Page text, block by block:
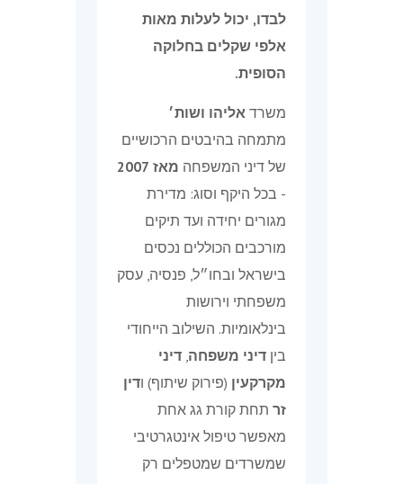
לבדו, יכול לעלות מאות
אלפי שקלים בחלוקה
הסופית.
משרד אליהו ושות׳
מתמחה בהיבטים הרכושיים
של דיני המשפחה מאז 2007
- בכל היקף וסוג: מדירת
מגורים יחידה ועד תיקים
מורכבים הכוללים נכסים
בישראל ובחו״ל, פנסיה, עסק
משפחתי וירושות
בינלאומיות. השילוב הייחודי
בין דיני משפחה, דיני
מקרקעין (פירוק שיתוף) ודין
זר תחת קורת גג אחת
מאפשר טיפול אינטגרטיבי
שמשרדים שמטפלים רק